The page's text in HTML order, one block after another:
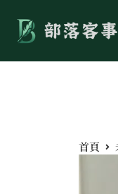
首頁